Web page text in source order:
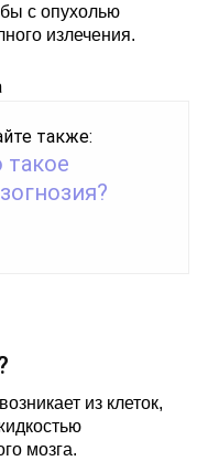
с опухолью
излечения.
также:
такое
из клеток,
мозга.